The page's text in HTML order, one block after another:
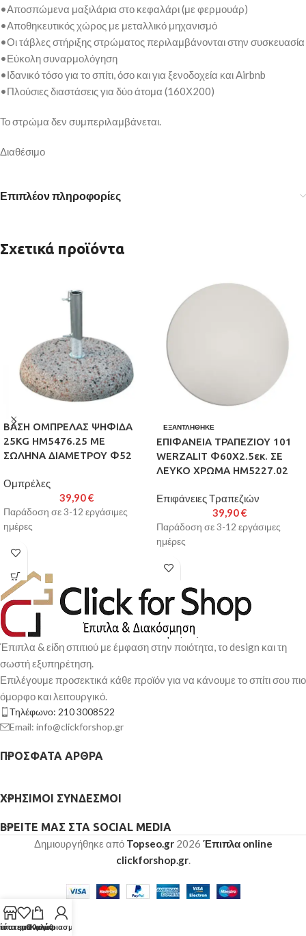
•Αποσπώμενα μαξιλάρια στο κεφαλάρι (με φερμουάρ)
•Αποθηκευτικός χώρος με μεταλλικό μηχανισμό
•Οι τάβλες στήριξης στρώματος περιλαμβάνονται στην συσκευασία
•Εύκολη συναρμολόγηση
•Ιδανικό τόσο για το σπίτι, όσο και για ξενοδοχεία και Airbnb
•Πλούσιες διαστάσεις για δύο άτομα (160Χ200)
Το στρώμα δεν συμπεριλαμβάνεται.
Διαθέσιμο
Επιπλέον πληροφορίες
Σχετικά προϊόντα
ΒΑΣΗ ΟΜΠΡΕΛΑΣ ΨΗΦΙΔΑ
25KG HM5476.25 ΜΕ
ΣΩΛΗΝΑ ΔΙΑΜΕΤΡΟΥ Φ52
Ομπρέλες
39,90€
Παράδοση σε 3-12 εργάσιμες
ημέρες
ΕΞΑΝΤΛΉΘΗΚΕ
ΕΠΙΦΑΝΕΙΑ ΤΡΑΠΕΖΙΟΥ 101
WERZALIT Φ60Χ2.5εκ. ΣΕ
ΛΕΥΚΟ ΧΡΩΜΑ HM5227.02
Επιφάνειες Τραπεζιών
39,90€
Παράδοση σε 3-12 εργάσιμες
ημέρες
Έπιπλα & είδη σπιτιού με έμφαση στην ποιότητα, το design και τη
σωστή εξυπηρέτηση.
Επιλέγουμε προσεκτικά κάθε προϊόν για να κάνουμε το σπίτι σου πιο
όμορφο και λειτουργικό.
Τηλέφωνο: 210 3008522
Email: info@clickforshop.gr
ΠΡΌΣΦΑΤΑ ΆΡΘΡΑ
ΧΡΉΣΙΜΟΙ ΣΎΝΔΕΣΜΟΙ
ΒΡΕΊΤΕ ΜΑΣ ΣΤΑ SOCIAL MEDIA
Δημιουργήθηκε από Topseo.gr2026 Έπιπλα online
clickforshop.gr.
επιθυμιών
Καλάθι
Ο λογαριασμός μου